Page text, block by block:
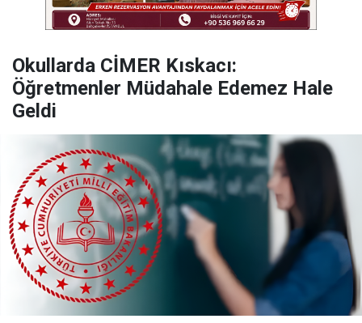
Okullarda CİMER Kıskacı:
Öğretmenler Müdahale Edemez Hale
Geldi